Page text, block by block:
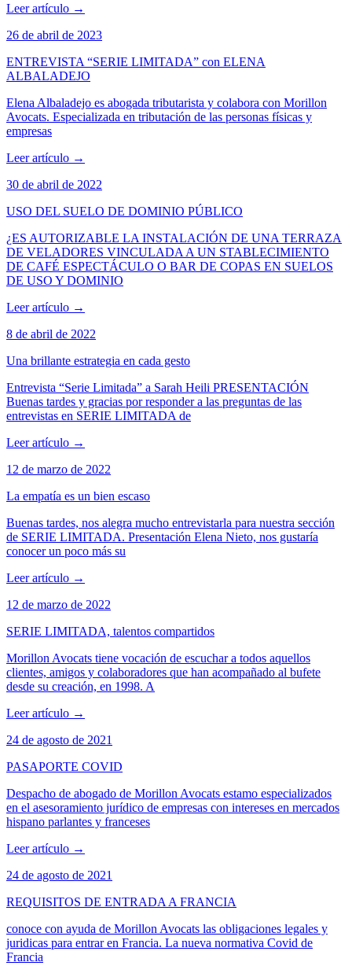
Leer artículo →
26 de abril de 2023
ENTREVISTA “SERIE LIMITADA” con ELENA
ALBALADEJO
Elena Albaladejo es abogada tributarista y colabora con Morillon
Avocats. Especializada en tributación de las personas físicas y
empresas
Leer artículo →
30 de abril de 2022
USO DEL SUELO DE DOMINIO PÚBLICO
¿ES AUTORIZABLE LA INSTALACIÓN DE UNA TERRAZA
DE VELADORES VINCULADA A UN STABLECIMIENTO
DE CAFÉ ESPECTÁCULO O BAR DE COPAS EN SUELOS
DE USO Y DOMINIO
Leer artículo →
8 de abril de 2022
Una brillante estrategia en cada gesto
Entrevista “Serie Limitada” a Sarah Heili PRESENTACIÓN
Buenas tardes y gracias por responder a las preguntas de las
entrevistas en SERIE LIMITADA de
Leer artículo →
12 de marzo de 2022
La empatía es un bien escaso
Buenas tardes, nos alegra mucho entrevistarla para nuestra sección
de SERIE LIMITADA. Presentación Elena Nieto, nos gustaría
conocer un poco más su
Leer artículo →
12 de marzo de 2022
SERIE LIMITADA, talentos compartidos
Morillon Avocats tiene vocación de escuchar a todos aquellos
clientes, amigos y colaboradores que han acompañado al bufete
desde su creación, en 1998. A
Leer artículo →
24 de agosto de 2021
PASAPORTE COVID
Despacho de abogado de Morillon Avocats estamo especializados
en el asesoramiento jurídico de empresas con intereses en mercados
hispano parlantes y franceses
Leer artículo →
24 de agosto de 2021
REQUISITOS DE ENTRADA A FRANCIA
conoce con ayuda de Morillon Avocats las obligaciones legales y
juridicas para entrar en Francia. La nueva normativa Covid de
Francia